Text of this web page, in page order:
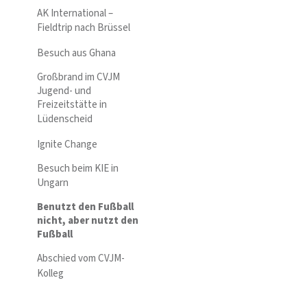
AK International –
Fieldtrip nach Brüssel
Besuch aus Ghana
Großbrand im CVJM
Jugend- und
Freizeitstätte in
Lüdenscheid
Ignite Change
Besuch beim KIE in
Ungarn
Benutzt den Fußball
nicht, aber nutzt den
Fußball
Abschied vom CVJM-
Kolleg